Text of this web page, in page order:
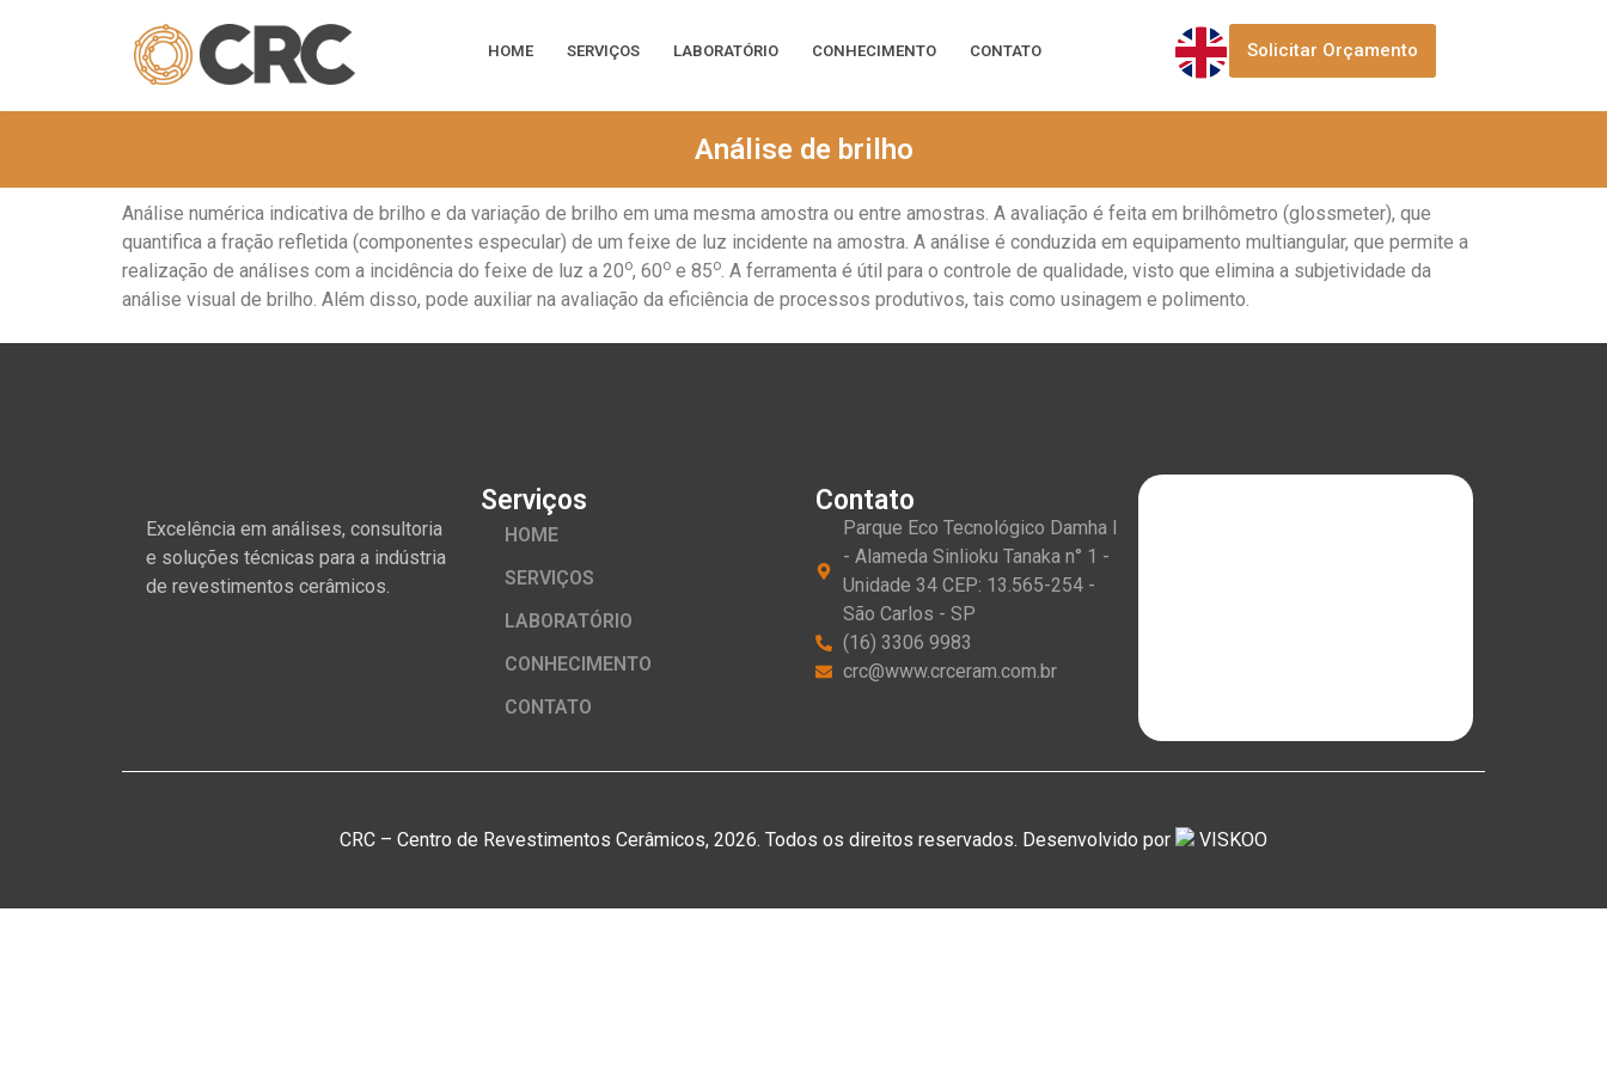
HOME SERVIÇOS LABORATÓRIO CONHECIMENTO CONTATO Solicitar Orçamento
Análise de brilho
Análise numérica indicativa de brilho e da variação de brilho em uma mesma amostra ou entre amostras. A avaliação é feita em brilhômetro (glossmeter), que
quantifica a fração refletida (componentes especular) de um feixe de luz incidente na amostra. A análise é conduzida em equipamento multiangular, que permite a
realização de análises com a incidência do feixe de luz a 20o, 60o e 85o. A ferramenta é útil para o controle de qualidade, visto que elimina a subjetividade da
análise visual de brilho. Além disso, pode auxiliar na avaliação da eficiência de processos produtivos, tais como usinagem e polimento.
Excelência em análises, consultoria
e soluções técnicas para a indústria
de revestimentos cerâmicos.
Serviços
HOME
SERVIÇOS
LABORATÓRIO
CONHECIMENTO
CONTATO
Contato
Parque Eco Tecnológico Damha I
- Alameda Sinlioku Tanaka n° 1 -
Unidade 34 CEP: 13.565-254 -
São Carlos - SP
(16) 3306 9983
crc@www.crceram.com.br
CRC – Centro de Revestimentos Cerâmicos, 2026. Todos os direitos reservados. Desenvolvido por VISKOO